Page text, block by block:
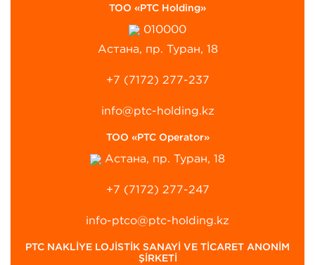
ТОО «PTC Holding»
010000
Астана, пр. Туран, 18
+7 (7172) 277-237
info@ptc-holding.kz
ТОО «PTC Operator»
Астана, пр. Туран, 18
+7 (7172) 277-247
info-ptco@ptc-holding.kz
PTC NAKLİYE LOJİSTİK SANAYİ VE TİCARET ANONİM
ŞİRKETİ